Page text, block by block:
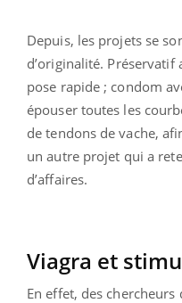
Depuis, les projets se
d’originalité.
pose rapide ; condom
épouser toutes les
de tendons de vache,
un autre projet qui a
d’affaires.
Viagra et
En effet, des